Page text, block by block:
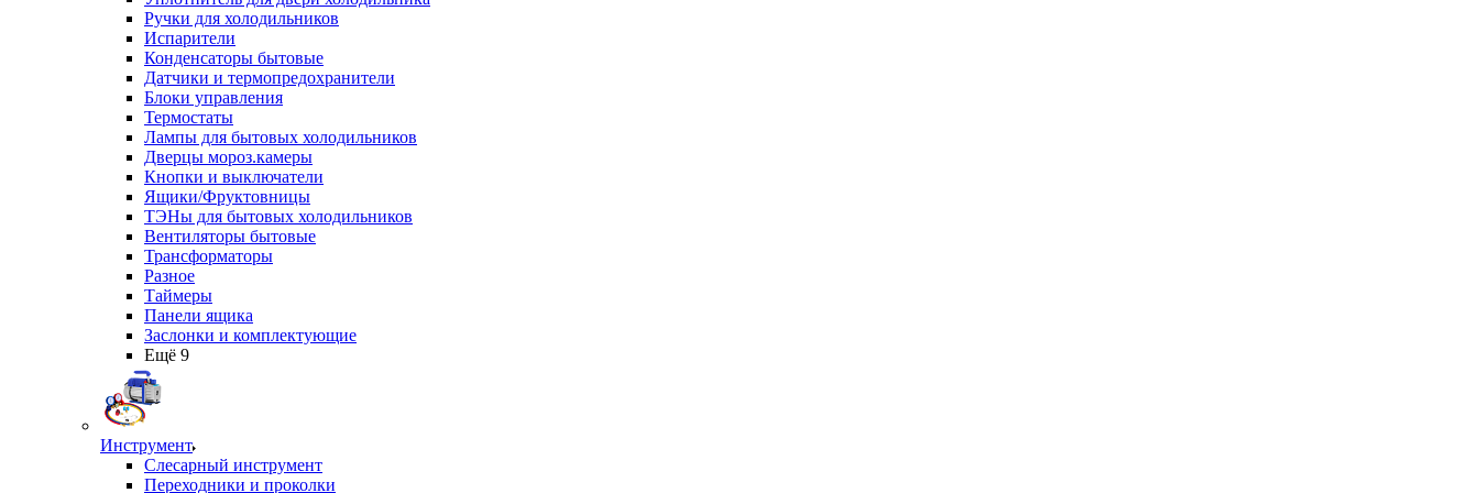
Ручки для холодильников
Испарители
Конденсаторы бытовые
Датчики и термопредохранители
Блоки управления
Термостаты
Лампы для бытовых холодильников
Дверцы мороз.камеры
Кнопки и выключатели
Ящики/Фруктовницы
ТЭНы для бытовых холодильников
Вентиляторы бытовые
Трансформаторы
Разное
Таймеры
Панели ящика
Заслонки и комплектующие
Ещё 9
Инструмент
Слесарный инструмент
Переходники и проколки